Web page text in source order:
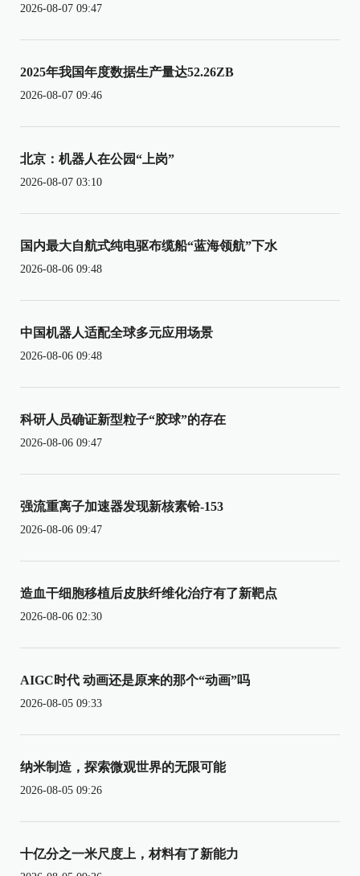
2026-08-07 09:47
2025年我国年度数据生产量达52.26ZB
2026-08-07 09:46
北京：机器人在公园“上岗”
2026-08-07 03:10
国内最大自航式纯电驱布缆船“蓝海领航”下水
2026-08-06 09:48
中国机器人适配全球多元应用场景
2026-08-06 09:48
科研人员确证新型粒子“胶球”的存在
2026-08-06 09:47
强流重离子加速器发现新核素铪-153
2026-08-06 09:47
造血干细胞移植后皮肤纤维化治疗有了新靶点
2026-08-06 02:30
AIGC时代 动画还是原来的那个“动画”吗
2026-08-05 09:33
纳米制造，探索微观世界的无限可能
2026-08-05 09:26
十亿分之一米尺度上，材料有了新能力